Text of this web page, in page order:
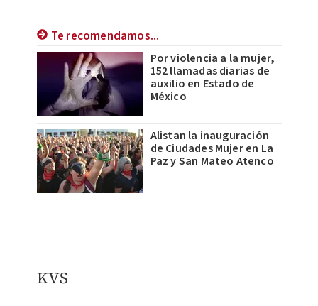
Te recomendamos...
Por violencia a la mujer,
152 llamadas diarias de
auxilio en Estado de
México
Alistan la inauguración
de Ciudades Mujer en La
Paz y San Mateo Atenco
KVS